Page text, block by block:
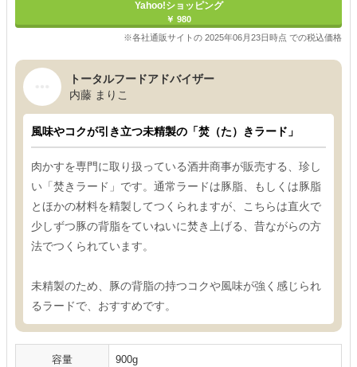
Yahoo!ショッピング
￥ 980
※各社通販サイトの 2025年06月23日時点 での税込価格
トータルフードアドバイザー
内藤 まりこ
風味やコクが引き立つ未精製の「焚（た）きラード」
肉かすを専門に取り扱っている酒井商事が販売する、珍し
い「焚きラード」です。通常ラードは豚脂、もしくは豚脂
とほかの材料を精製してつくられますが、こちらは直火で
少しずつ豚の背脂をていねいに焚き上げる、昔ながらの方
法でつくられています。
未精製のため、豚の背脂の持つコクや風味が強く感じられ
るラードで、おすすめです。
容量 900g